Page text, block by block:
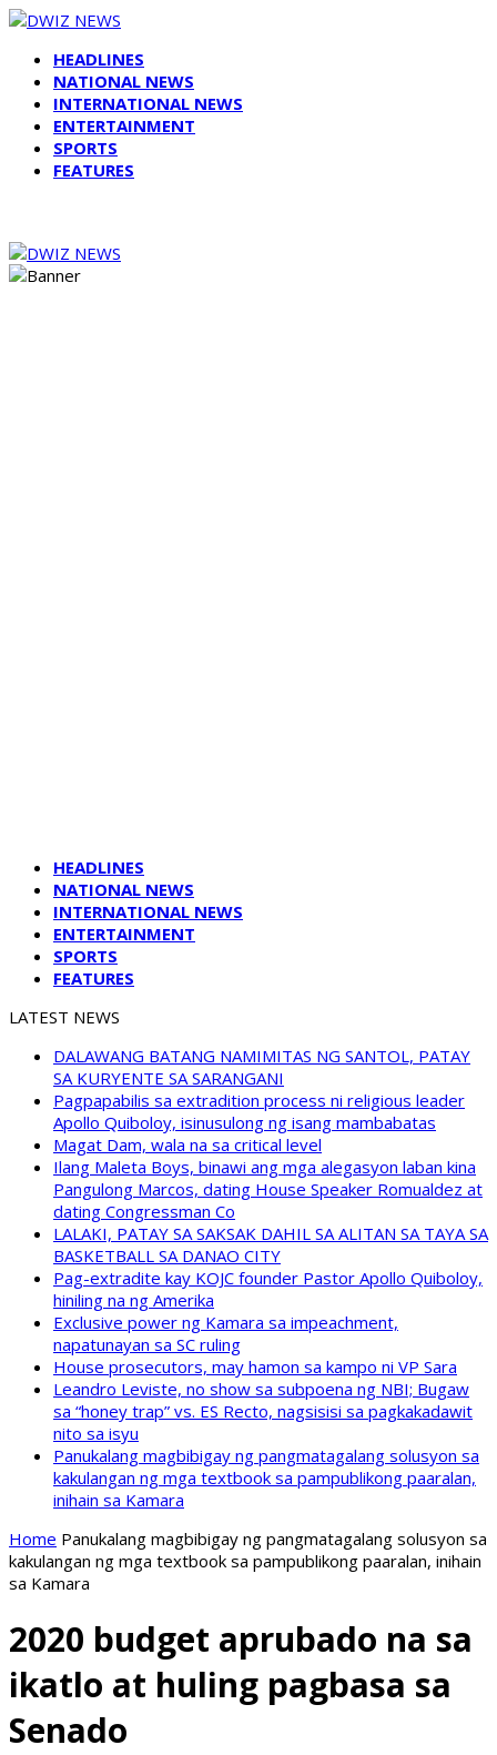
HEADLINES
NATIONAL NEWS
INTERNATIONAL NEWS
ENTERTAINMENT
SPORTS
FEATURES
HEADLINES
NATIONAL NEWS
INTERNATIONAL NEWS
ENTERTAINMENT
SPORTS
FEATURES
LATEST NEWS
DALAWANG BATANG NAMIMITAS NG SANTOL, PATAY
SA KURYENTE SA SARANGANI
Pagpapabilis sa extradition process ni religious leader
Apollo Quiboloy, isinusulong ng isang mambabatas
Magat Dam, wala na sa critical level
Ilang Maleta Boys, binawi ang mga alegasyon laban kina
Pangulong Marcos, dating House Speaker Romualdez at
dating Congressman Co
LALAKI, PATAY SA SAKSAK DAHIL SA ALITAN SA TAYA SA
BASKETBALL SA DANAO CITY
Pag-extradite kay KOJC founder Pastor Apollo Quiboloy,
hiniling na ng Amerika
Exclusive power ng Kamara sa impeachment,
napatunayan sa SC ruling
House prosecutors, may hamon sa kampo ni VP Sara
Leandro Leviste, no show sa subpoena ng NBI; Bugaw
sa “honey trap” vs. ES Recto, nagsisisi sa pagkakadawit
nito sa isyu
Panukalang magbibigay ng pangmatagalang solusyon sa
kakulangan ng mga textbook sa pampublikong paaralan,
inihain sa Kamara
Home Panukalang magbibigay ng pangmatagalang solusyon sa
kakulangan ng mga textbook sa pampublikong paaralan, inihain
sa Kamara
2020 budget aprubado na sa
ikatlo at huling pagbasa sa
Senado